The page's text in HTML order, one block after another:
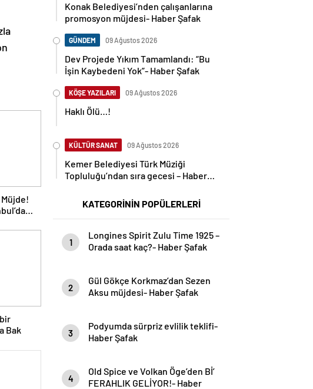
Müjde!
Bak
Konak Belediyesi’nden çalışanlarına
promosyon müjdesi- Haber Şafak
GÜNDEM 09 Ağustos 2026
Dev Projede Yıkım Tamamlandı: “Bu
İşin Kaybedeni Yok”- Haber Şafak
KÖŞE YAZILARI 09 Ağustos 2026
Haklı Ölü…!
KÜLTÜR SANAT 09 Ağustos 2026
Kemer Belediyesi Türk Müziği
Topluluğu’ndan sıra gecesi – Haber
KATEGORİNİN POPÜLERLERİ
1
Longines Spirit Zulu Time 1925 –
Orada saat kaç?- Haber Şafak
2
Gül Gökçe Korkmaz’dan Sezen
Aksu müjdesi- Haber Şafak
3
Podyumda sürpriz evlilik teklifi-
Haber Şafak
4
Old Spice ve Volkan Öge’den Bİ’
FERAHLIK GELİYOR!- Haber